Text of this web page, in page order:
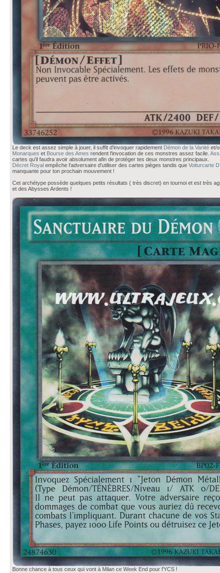
Le deck est assez simple à jouer, il suffit d'invoquer rapidement Démon de la Vanité et/
Monarques et Bourse des Ames rendent l'invocation de ces monstres assez facile.
cartes qu'il faudra avoir absolument afin de protéger tes deux monstres principaux.
Décret Royal empêche l'adversaire d'utiliser des cartes pièges tandis que Voiturcarte D
manquante pour ton prochain mouvement !
Cet archétype possède quelques petits résultats ( très discret) en tournoi et est très
et des Abysses Ardents !
Bonne chance à tous ceux qui vont à Milan ce Week End pour l'YCS !